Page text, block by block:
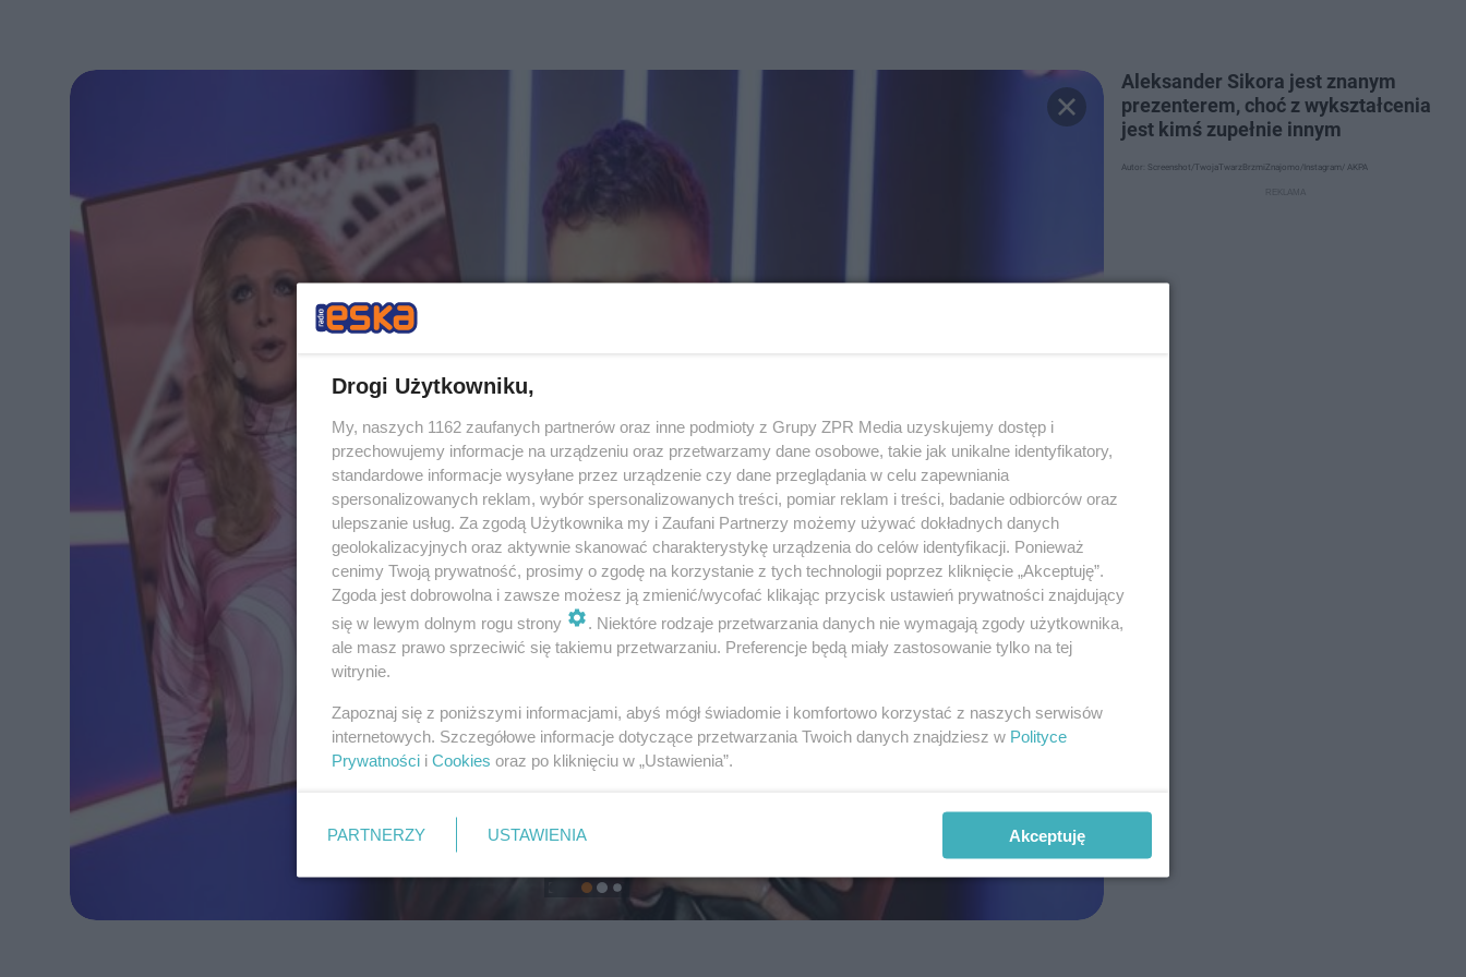
Aleksander Sikora jest znanym
prezenterem, choć z wykształcenia
jest kimś zupełnie innym
Autor: Screenshot/TwojaTwarzBrzmiZnajomo/Instagram/ AKPA
Drogi Użytkowniku,
My, naszych 1162 zaufanych partnerów oraz inne podmioty z Grupy ZPR Media uzyskujemy dostęp i
przechowujemy informacje na urządzeniu oraz przetwarzamy dane osobowe, takie jak unikalne identyfikatory,
standardowe informacje wysyłane przez urządzenie czy dane przeglądania w celu zapewniania
spersonalizowanych reklam, wybór spersonalizowanych treści, pomiar reklam i treści, badanie odbiorców oraz
ulepszanie usług. Za zgodą Użytkownika my i Zaufani Partnerzy możemy używać dokładnych danych
geolokalizacyjnych oraz aktywnie skanować charakterystykę urządzenia do celów identyfikacji. Ponieważ
cenimy Twoją prywatność, prosimy o zgodę na korzystanie z tych technologii poprzez kliknięcie „Akceptuję”.
Zgoda jest dobrowolna i zawsze możesz ją zmienić/wycofać klikając przycisk ustawień prywatności znajdujący
się w lewym dolnym rogu strony
. Niektóre rodzaje przetwarzania danych nie wymagają zgody użytkownika,
ale masz prawo sprzeciwić się takiemu przetwarzaniu. Preferencje będą miały zastosowanie tylko na tej
witrynie.
Zapoznaj się z poniższymi informacjami, abyś mógł świadomie i komfortowo korzystać z naszych serwisów
internetowych. Szczegółowe informacje dotyczące przetwarzania Twoich danych znajdziesz w Polityce
Prywatności i Cookies oraz po kliknięciu w „Ustawienia”.
PARTNERZY USTAWIENIA Akceptuję